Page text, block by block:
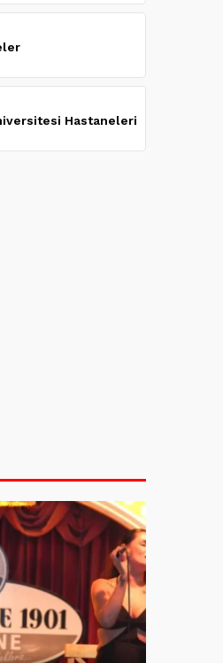
Hastaneleri